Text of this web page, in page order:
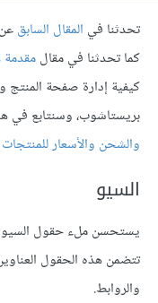
تحدثنا في المقال السابق
كما تحدثنا في مقالمقدمة
كيفية إدارة صفحة المنتج
بريستاشوب، وسنتابع في
والشحن واﻷسعار
السيو
يستحسن ملء حقول السيو
تتضمن هذه الحقول
والروابط.